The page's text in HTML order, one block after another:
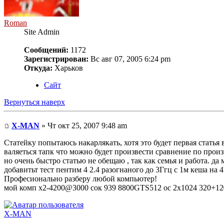
Roman
Site Admin
Сообщений: 1172
Зарегистрирован: Вс авг 07, 2005 6:24 pm
Откуда: Харьков
Сайт
Вернуться наверх
X-MAN » Чт окт 25, 2007 9:48 am
Статейку попытаюсь накарлякать, хотя это будет первая
валяеться тапк что можно будет произвести сравнение по
но очень быстро статью не обещаю , так как семья и работа.
добавитьт тест пентим 4 2.4 разогнаного до 3Ггц с 1м кеша на
Професионально разберу любой компьютер!
мой комп х2-4200@3000 сок 939 8800GTS512 oc 2x1024
X-MAN